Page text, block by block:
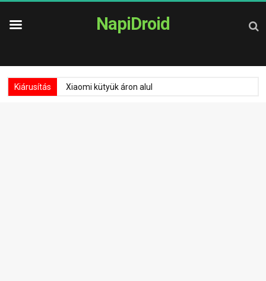
NapiDroid
Kiárusítás Xiaomi kütyük áron alul